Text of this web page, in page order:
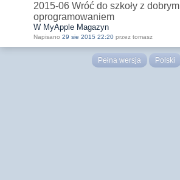
2015-06 Wróć do szkoły z dobrym
oprogramowaniem
W MyApple Magazyn
Napisano 29 sie 2015 22:20 przez tomasz
Pełna wersja Polski